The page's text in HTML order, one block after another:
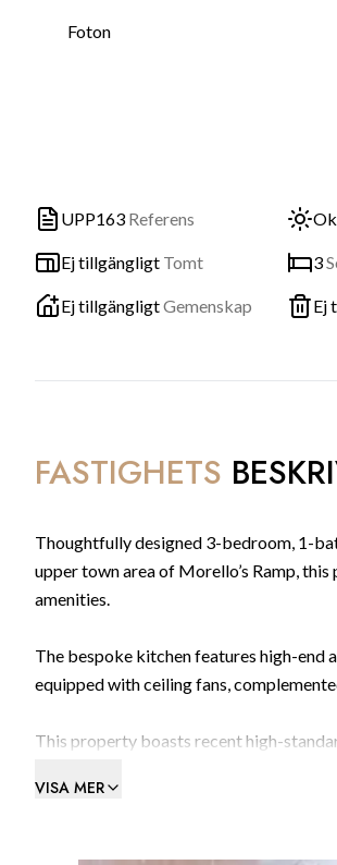
Foton
UPP163 Referens
Ej tillgängligt Tomt 3
Ej tillgängligtGemenskap Ej
FASTIGHETS
Thoughtfully designed 3-bedroom, 1-
upper town area of Morello’s Ramp,
amenities.
The bespoke kitchen features high-end
equipped with ceiling fans,
This property boasts recent high-
Feel free to call us and secure a viewing
VISA MER